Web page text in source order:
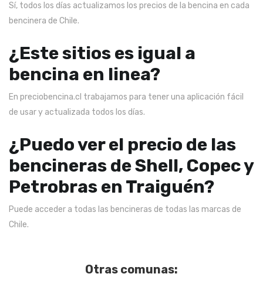
Sí, todos los días actualizamos los precios de la bencina en cada
bencinera de Chile.
¿Este sitios es igual a
bencina en linea?
En preciobencina.cl trabajamos para tener una aplicación fácil
de usar y actualizada todos los días.
¿Puedo ver el precio de las
bencineras de Shell, Copec y
Petrobras en Traiguén?
Puede acceder a todas las bencineras de todas las marcas de
Chile.
Otras comunas: